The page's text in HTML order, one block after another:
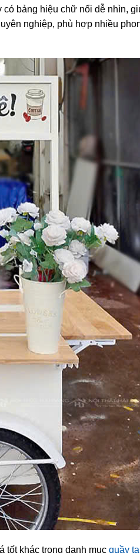
bảng hiệu chữ nổi dễ nhìn,
nghiệp, phù hợp nhiều
tốt khác trong danh mục quầy